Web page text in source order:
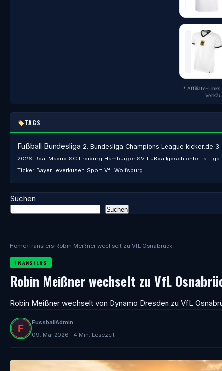
Home›Transfers›Robin Meißner wechselt zu VfL Osnabrück
TRANSFERS
Robin Meißner wechselt zu VfL
Robin Meißner wechselt von Dynamo Dresden zu VfL
FussballAdmin
09. Mai 2026 · 4 Min. Lesezeit
* Affiliate-
TAGS
Fußball Bundesliga 2. Bundesliga Champions League kicker.de 3.
2026 Real Madrid SC Freiburg Hamburger SV Fußballgeschichte La Liga
Ticker Bayer Leverkusen Sport VfL Wolfsburg
Suchen
Suchen